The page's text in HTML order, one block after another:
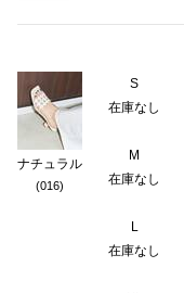
Next
ナチュラル
(016)
S
在庫なし
M
在庫なし
L
在庫なし